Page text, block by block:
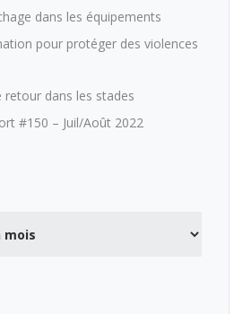
dans les équipements
pour protéger des violences
retour dans les stades
#150 – Juil/Août 2022